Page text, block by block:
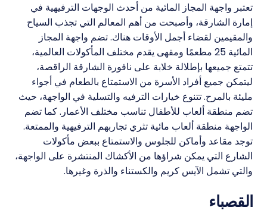
تعتبر واجهة المجاز المائية من أحدث الوجهات الترفيهية في
إمارة الشارقة، وأصبحت من أهم المعالم التي تجذب السياح
والمقيمين لقضاء أجمل الأوقات هناك. تضم واجهة المجاز
المائية 25 مطعمًا ومقهى يقدم مختلف المأكولات العالمية،
تتمتع جميعها بإطلالة خلابة على نافورة الشارقة الراقصة،
ليتمكن جميع أفراد الأسرة من الاستمتاع بالطعام في أجواء
مليئة بالمرح. تتنوع خيارات الترفيه والتسلية في الواجهة، حيث
تضم منطقة ألعاب للأطفال تناسب مختلف الأعمار. كما تضم ​​
الواجهة منطقة ألعاب مائية تثري تجاربهم الترفيهية والممتعة.
توجد مقاعد وأماكن للجلوس والاستمتاع ببعض مأكولات
الشارع التي يمكن شراؤها من الأكشاك المنتشرة على الواجهة،
والتي تشمل الآيس كريم والكستناء والذرة وغيرها.
القصباء